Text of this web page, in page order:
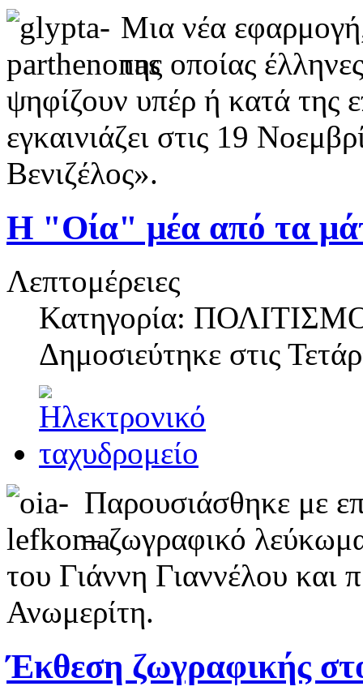
Μια νέα
της οποίας
ψηφίζουν υπέρ ή κατά της
εγκαινιάζει στις 19
Βενιζέλος».
Η "Οία" μέα από τα
Λεπτομέρειες
Κατηγορία:
Δημοσιεύτηκε στις
Παρουσιάσθηκε με
– ζωγραφικό
του Γιάννη Γιαννέλου και
Ανωμερίτη.
Έκθεση ζωγραφικής